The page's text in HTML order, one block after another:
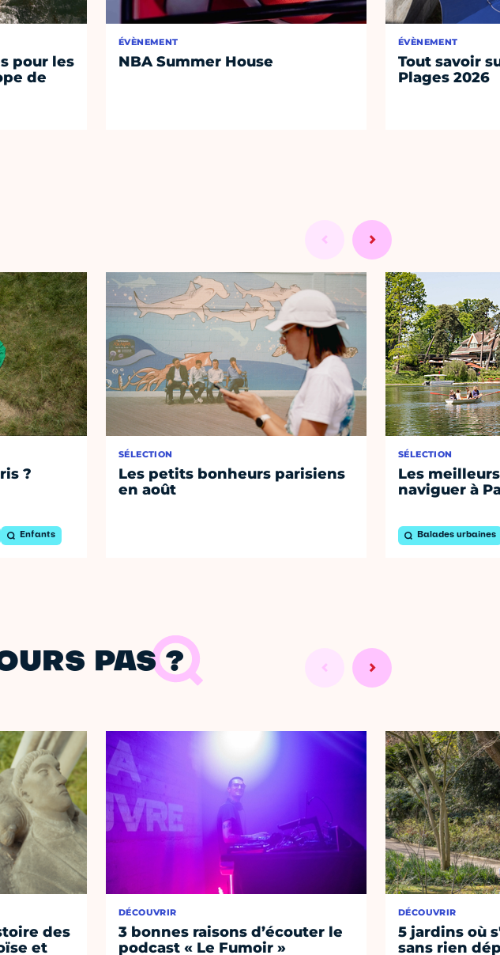
pour les
de
ÉVÈNEMENT
NBA Summer House
ÉVÈNEMENT
Tout savoir
Plages 2026
?
Enfants
SÉLECTION
Les petits bonheurs parisiens
en août
SÉLECTION
Les
naviguer à
Balades urbaines
PAS ?
des
et
DÉCOUVRIR
3 bonnes raisons d’écouter le
podcast « Le Fumoir »
DÉCOUVRIR
5 jardins où
sans rien